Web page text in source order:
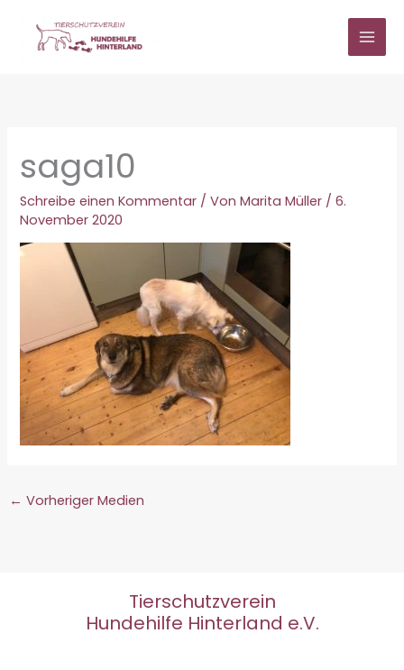
springen
saga10
Schreibe einen Kommentar / VonMarita Müller /6.
November 2020
← Vorheriger Medien
Tierschutzverein
Hundehilfe Hinterland e.V.